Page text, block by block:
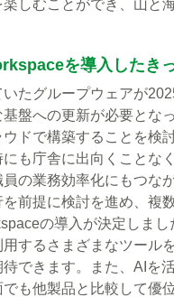
しむことができ、山と
を導入したき
たグループウェアが
盤への更新が必要とな
ウドで構築することを検
も庁舎に出向くことな
の業務効率化にもつな
を前提に検討を進め、複
の導入が決定しま
するさまざまなツール
できます。また、AIを
も他製品と比較して優